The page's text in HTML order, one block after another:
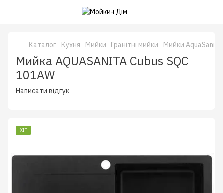
Каталог Кухня Мийки Гранітні мийки Мийки AquaSanita
Мийка AQUASANITA Cubus SQC
101AW
Написати відгук
ХІТ